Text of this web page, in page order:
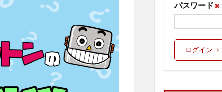
パスワード※
ログイン